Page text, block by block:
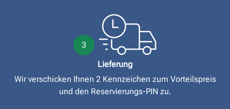
3
Lieferung
Wir verschicken Ihnen 2 Kennzeichen zum Vorteilspreis
und den Reservierungs-PIN zu.